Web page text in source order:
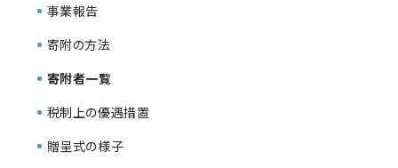
事業報告
寄附の方法
寄附者一覧
税制上の優遇措置
贈呈式の様子